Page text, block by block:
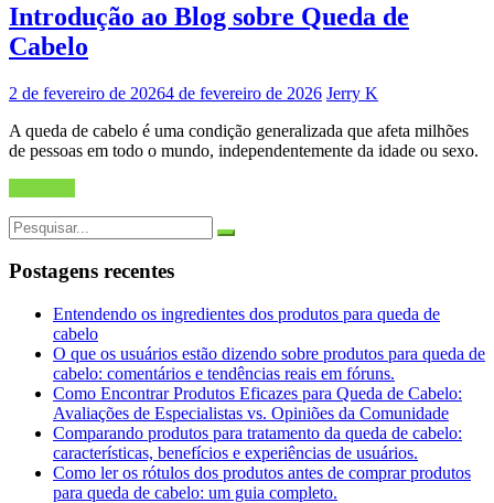
Introdução ao Blog sobre Queda de
Cabelo
2 de fevereiro de 20264 de fevereiro de 2026 Jerry K
A queda de cabelo é uma condição generalizada que afeta milhões
de pessoas em todo o mundo, independentemente da idade ou sexo.
Procurar
por:
Postagens recentes
Entendendo os ingredientes dos produtos para queda de
cabelo
O que os usuários estão dizendo sobre produtos para queda de
cabelo: comentários e tendências reais em fóruns.
Como Encontrar Produtos Eficazes para Queda de Cabelo:
Avaliações de Especialistas vs. Opiniões da Comunidade
Comparando produtos para tratamento da queda de cabelo:
características, benefícios e experiências de usuários.
Como ler os rótulos dos produtos antes de comprar produtos
para queda de cabelo: um guia completo.